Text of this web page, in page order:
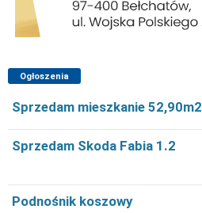
Ogłoszenia
Sprzedam mieszkanie 52,90m2
Sprzedam Skoda Fabia 1.2
Podnośnik koszowy